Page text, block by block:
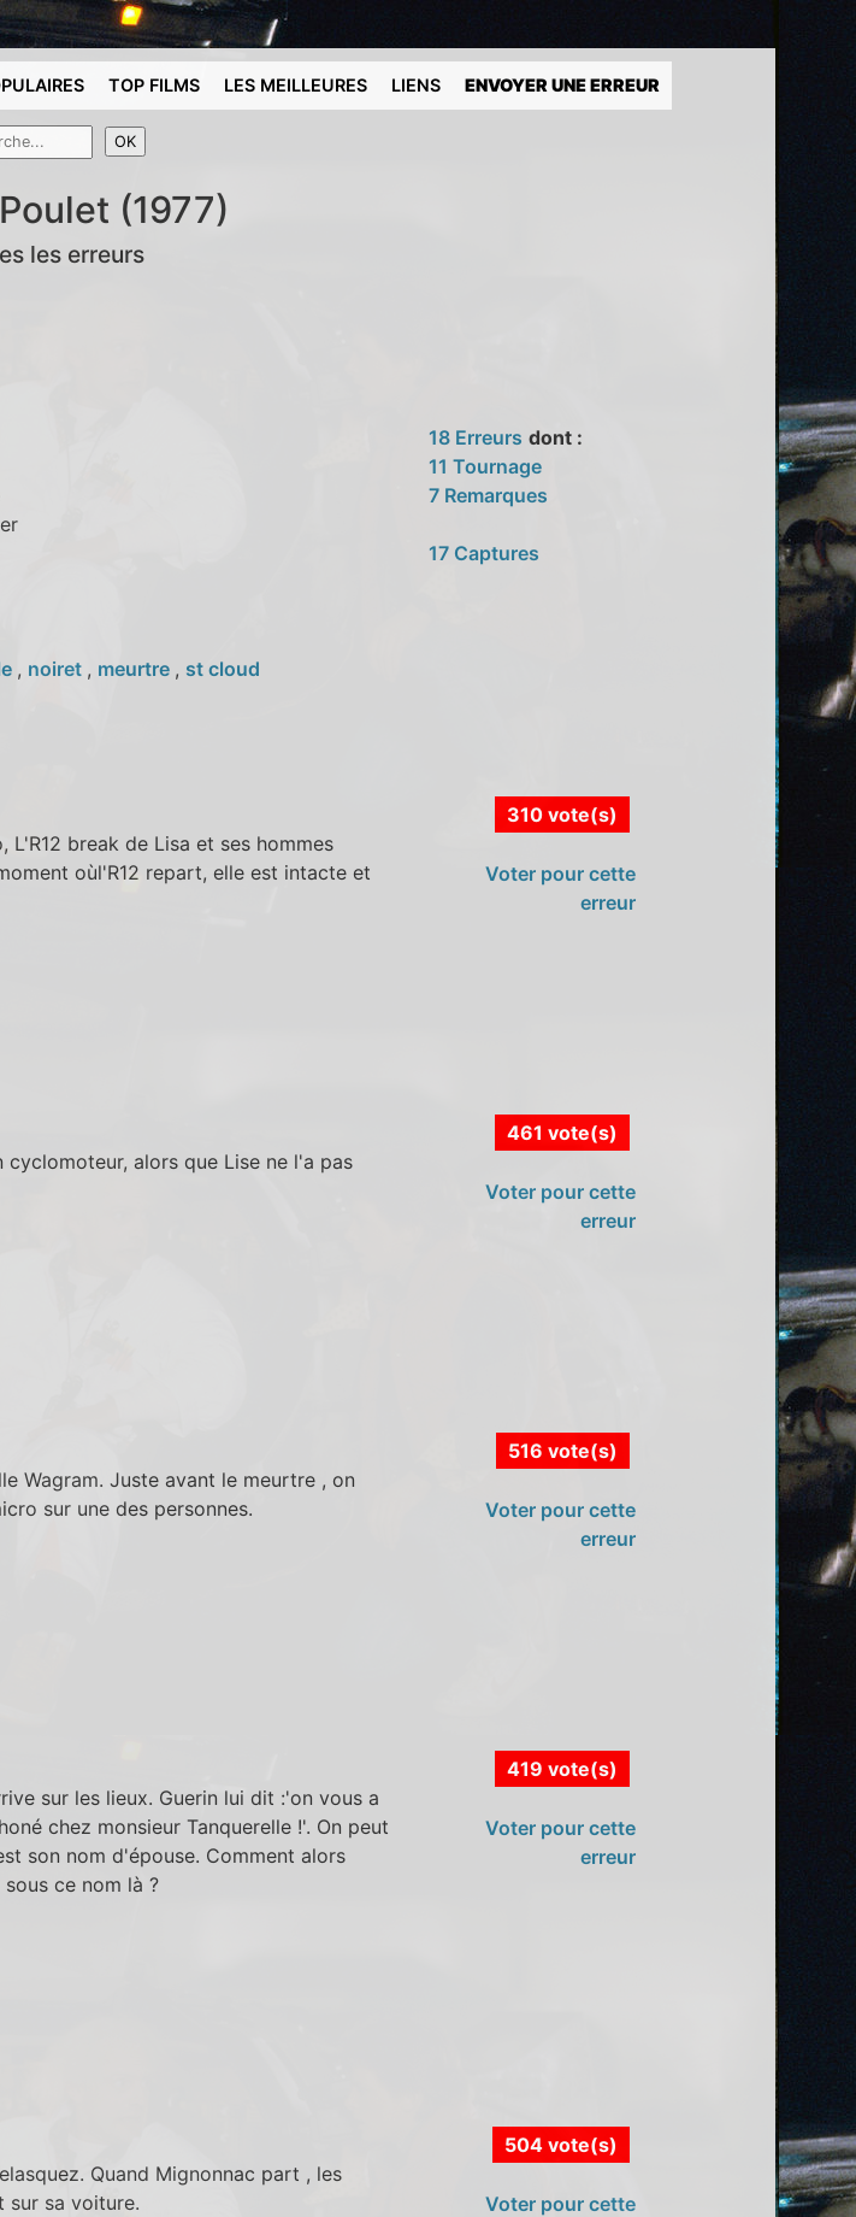
TOP FILMS LES MEILLEURES LIENS ENVOYER UNE ERREUR
(1977)
les erreurs
, noiret , meurtre , st cloud
18 Erreurs dont :
11 Tournage
7 Remarques
17 Captures
break de Lisa et ses hommes
oùl'R12 repart, elle est intacte et
310 vote(s)
Voter pour cette
erreur
alors que Lise ne l'a pas
461 vote(s)
Voter pour cette
erreur
Wagram. Juste avant le meurtre , on
sur une des personnes.
516 vote(s)
Voter pour cette
erreur
sur les lieux. Guerin lui dit :'on vous a
chez monsieur Tanquerelle !'. On peut
son nom d'épouse. Comment alors
ce nom là ?
419 vote(s)
Voter pour cette
erreur
Quand Mignonnac part , les
sur sa voiture.
504 vote(s)
Voter pour cette